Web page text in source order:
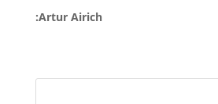
:Artur Airich